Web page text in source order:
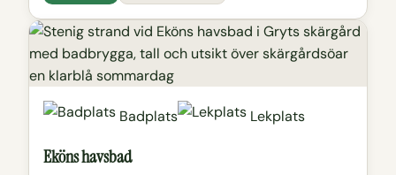
Badplats Lekplats
Eköns havsbad